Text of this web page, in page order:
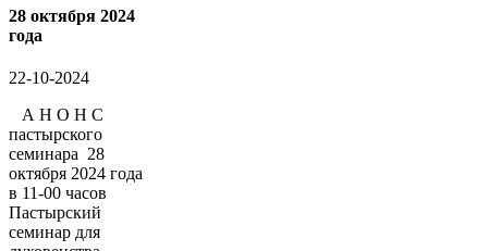
28 октября 2024
года
22-10-2024
А Н О Н С
пастырского
семинара 28
октября 2024 года
в 11-00 часов
Пастырский
семинар для